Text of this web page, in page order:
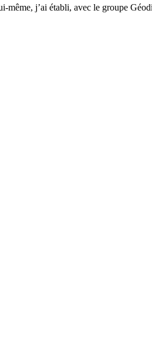
même, j’ai établi, avec le groupe